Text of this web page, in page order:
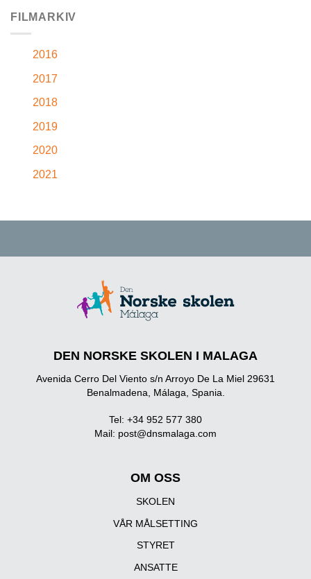
FILMARKIV
2016
2017
2018
2019
2020
2021
DEN NORSKE SKOLEN I MALAGA
Avenida Cerro Del Viento s/n Arroyo De La Miel 29631
Benalmadena, Málaga, Spania.
Tel: +34 952 577 380
Mail: post@dnsmalaga.com
OM OSS
SKOLEN
VÅR MÅLSETTING
STYRET
ANSATTE